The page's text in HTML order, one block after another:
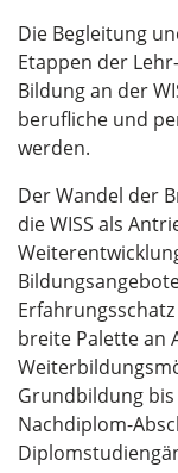
Die Begleitung
Etappen der
Bildung an der
berufliche und
werden.
Der Wandel der
die WISS als
breite Palette an
Grundbildung bis
Nachdiplom-